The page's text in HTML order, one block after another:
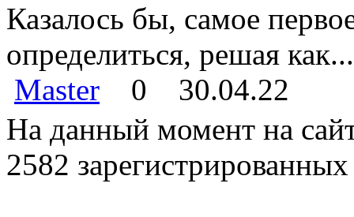
Казалось бы, самое
определиться, решая как...
Master
0
30.04.22
На данный момент на
2582 зарегистрированных